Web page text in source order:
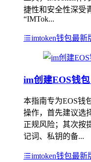
捷性和安全性深受
“IMTok...
imtoken钱包最新
im创建EOS钱
本指南专为EOS钱
操作，首先建议选
正规风险；其次按
记词、私钥的备...
imtoken钱包最新